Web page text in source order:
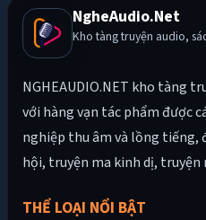
NgheAudio.Net
Kho tàng truyện audio,
NGHEAUDIO.NET kho tàng
với hàng vạn tác phẩm được
nghiệp thu âm và lồng tiếng,
hội, truyện ma kinh dị,
THỂ LOẠI NỔI BẬT